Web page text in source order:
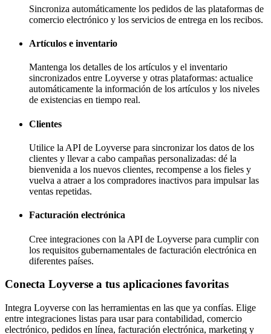
Sincroniza automáticamente los pedidos de las plataformas de
comercio electrónico y los servicios de entrega en los recibos.
Artículos e inventario
Mantenga los detalles de los artículos y el inventario
sincronizados entre Loyverse y otras plataformas: actualice
automáticamente la información de los artículos y los niveles
de existencias en tiempo real.
Clientes
Utilice la API de Loyverse para sincronizar los datos de los
clientes y llevar a cabo campañas personalizadas: dé la
bienvenida a los nuevos clientes, recompense a los fieles y
vuelva a atraer a los compradores inactivos para impulsar las
ventas repetidas.
Facturación electrónica
Cree integraciones con la API de Loyverse para cumplir con
los requisitos gubernamentales de facturación electrónica en
diferentes países.
Conecta Loyverse a tus aplicaciones favoritas
Integra Loyverse con las herramientas en las que ya confías. Elige
entre integraciones listas para usar para contabilidad, comercio
electrónico, pedidos en línea, facturación electrónica, marketing y